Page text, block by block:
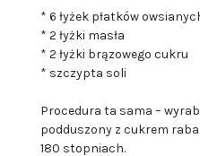
* 6 łyżek płatków
* 2 łyżki masła
* 2 łyżki brązowego cukru
* szczypta soli
Procedura ta sama –
podduszony z cukrem
180 stopniach.